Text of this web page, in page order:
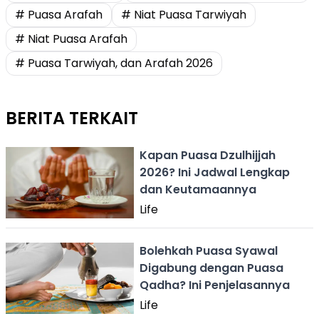
# Puasa Arafah
# Niat Puasa Tarwiyah
# Niat Puasa Arafah
# Puasa Tarwiyah, dan Arafah 2026
BERITA TERKAIT
Kapan Puasa Dzulhijjah
2026? Ini Jadwal Lengkap
dan Keutamaannya
Life
Bolehkah Puasa Syawal
Digabung dengan Puasa
Qadha? Ini Penjelasannya
Life